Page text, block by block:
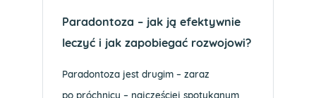
Paradontoza – jak ją efektywnie
leczyć i jak zapobiegać rozwojowi?
Paradontoza jest drugim – zaraz
po próchnicy – najczęściej spotykanym